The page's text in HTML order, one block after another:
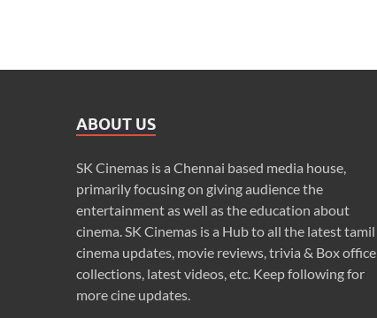
ABOUT US
SK Cinemas is a Chennai based media house,
primarily focusing on giving audience the
entertainment as well as the education about
cinema. SK Cinemas is a Hub to all the latest tamil
cinema updates, movie reviews, trivia & Box office
collections, latest videos, etc. Keep following for
more cine updates.